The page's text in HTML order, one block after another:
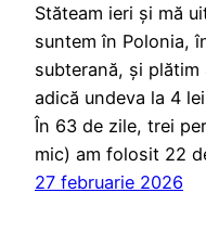
Stăteam ieri și mă
suntem în Polonia,
subterană, și
adică undeva la 4
În 63 de zile, trei
mic) am folosit 22
27 februarie 2026